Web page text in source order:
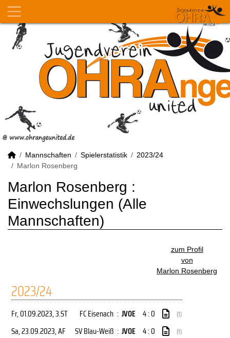
Mannschaften Spielerstatistik
2023/24
Marlon Rosenberg
Marlon Rosenberg :
Einwechslungen (Alle
Mannschaften)
zum Profil
von
Marlon Rosenberg
2023/24
Fr, 01.09.2023, 3.ST FC Eisenach : JVOE 4 : 0 (1)
Sa, 23.09.2023, AF SV Blau-Weiß : JVOE 4 : 0 (1)